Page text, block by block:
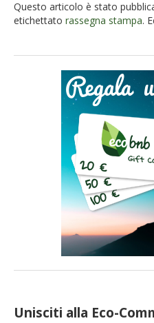
Questo articolo è stato
etichettato rassegna stampa.
Unisciti alla Eco-